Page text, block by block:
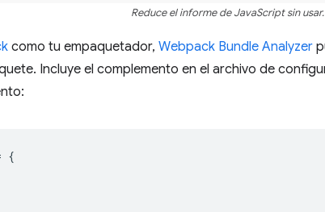
Reduce el informe de JavaScript sin usar.
como tu empaquetador, Webpack Bundle Analyzer
Incluye el complemento en el archivo de
{